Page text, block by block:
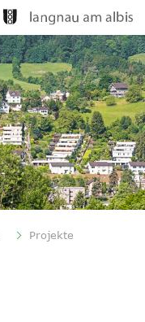
Projekte